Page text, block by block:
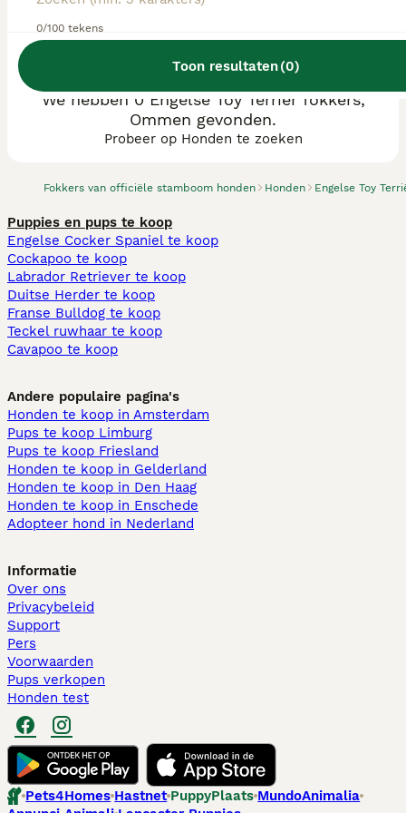
0/100 tekens
Toon resultaten(0)
Fokkers van officiële stamboom honden Honden Engelse Toy
We hebben 0 Engelse Toy Terriër fokkers,
Ommen gevonden.
Probeer op Honden te zoeken
Puppies en pups te koop
Engelse Cocker Spaniel te koop
Cockapoo te koop
Labrador Retriever te koop
Duitse Herder te koop
Franse Bulldog te koop
Teckel ruwhaar te koop
Cavapoo te koop
Andere populaire pagina's
Honden te koop in Amsterdam
Pups te koop Limburg​
Pups te koop Friesland​
Honden te koop in Gelderland
Honden te koop in Den Haag
Honden te koop in Enschede
Adopteer hond in Nederland
Informatie
Over ons
Privacybeleid
Support
Pers
Voorwaarden
Pups verkopen
Honden test
Pets4Homes Hastnet PuppyPlaats MundoAnimalia